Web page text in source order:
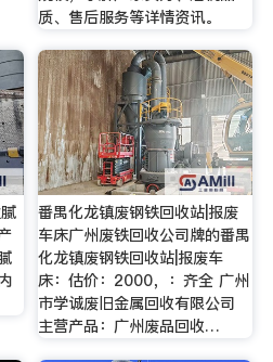
质、售后服务等详情资讯。
番禺化龙镇废钢铁回收站|报废
车床广州废铁回收公司牌的番禺
化龙镇废钢铁回收站|报废车
床：估价：2000，：齐全 广州
市学诚废旧金属回收有限公司
主营产品：广州废品回收…